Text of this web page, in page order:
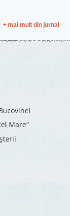
+ mai mult din jurnal
Mare"